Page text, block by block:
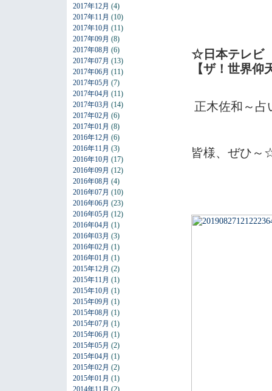
2017年12月 (4)
2017年11月 (10)
2017年10月 (11)
2017年09月 (8)
2017年08月 (6)
2017年07月 (13)
2017年06月 (11)
2017年05月 (7)
2017年04月 (11)
2017年03月 (14)
2017年02月 (6)
2017年01月 (8)
2016年12月 (6)
2016年11月 (3)
2016年10月 (17)
2016年09月 (12)
2016年08月 (4)
2016年07月 (10)
2016年06月 (23)
2016年05月 (12)
2016年04月 (1)
2016年03月 (3)
2016年02月 (1)
2016年01月 (1)
2015年12月 (2)
2015年11月 (1)
2015年10月 (1)
2015年09月 (1)
2015年08月 (1)
2015年07月 (1)
2015年06月 (1)
2015年05月 (2)
2015年04月 (1)
2015年02月 (2)
2015年01月 (1)
2014年11月 (2)
☆日本テレビ
【ザ！世界
正木佐和～占
皆様、ぜひ～